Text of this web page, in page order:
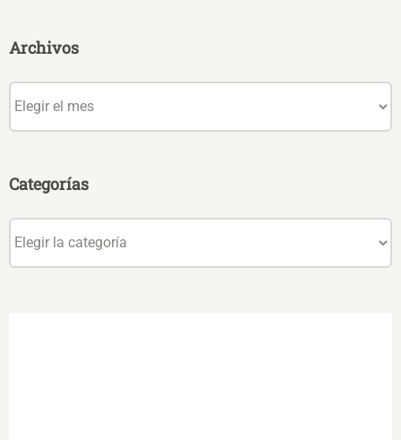
Archivos
Categorías